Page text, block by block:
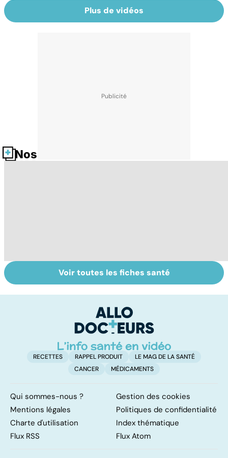
Plus de vidéos
Nos fiches santé
Tout savoir sur
les infections
Inflammation des
amygdales : que
d'angine ?
Voir toutes les fiches santé
RECETTES RAPPEL PRODUIT
LE MAG DE LA SANTÉ
CANCER
MÉDICAMENTS
Qui sommes-nous ?
Gestion des cookies
Mentions légales
Politiques de confidentialité
Charte d'utilisation
Index thématique
Flux RSS
Flux Atom